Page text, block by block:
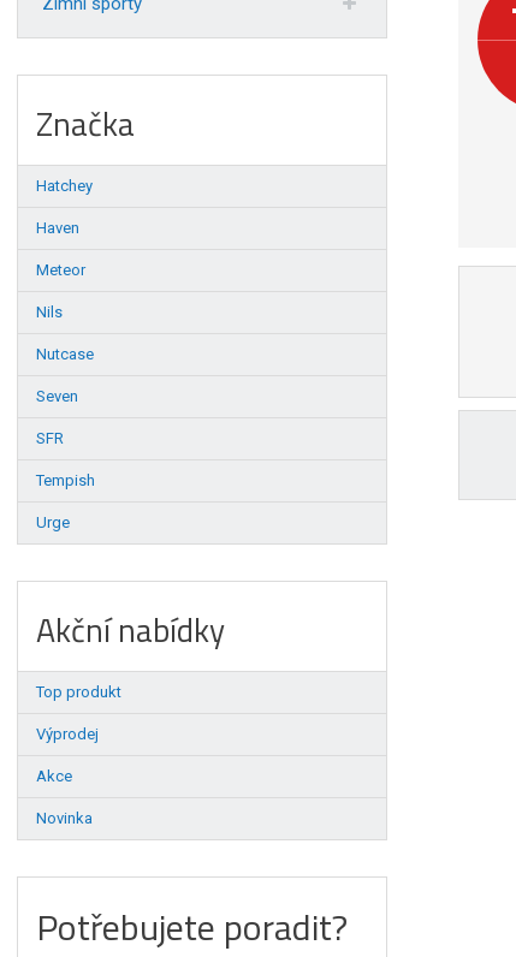
Značka
Hatchey
Haven
Meteor
Nils
Nutcase
Seven
SFR
Tempish
Urge
Akční nabídky
Top produkt
Výprodej
Akce
Novinka
Potřebujete poradit?